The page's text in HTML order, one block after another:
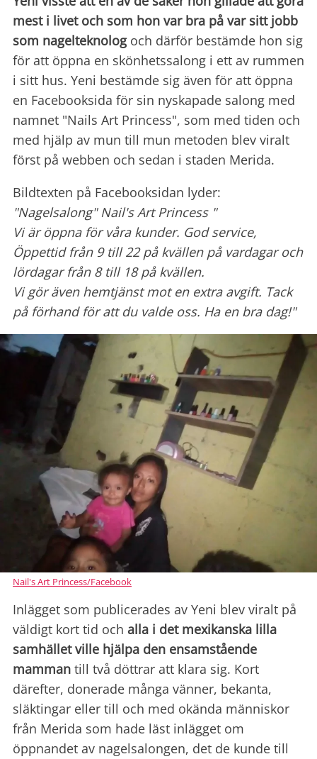
mest i livet och som hon var bra på var sitt jobb
som nagelteknologoch därför bestämde hon sig
för att öppna en skönhetssalong i ett av rummen
i sitt hus. Yeni bestämde sig även för att öppna
en Facebooksida för sin nyskapade salong med
namnet "Nails Art Princess", som med tiden och
med hjälp av mun till mun metoden blev viralt
först på webben och sedan i staden Merida.
Bildtexten på Facebooksidan lyder:
"Nagelsalong" Nail's Art Princess "
Vi är öppna för våra kunder. God service,
Öppettid från 9 till 22 på kvällen på vardagar och
lördagar från 8 till 18 på kvällen.
Vi gör även hemtjänst mot en extra avgift. Tack
på förhand för att du valde oss. Ha en bra dag!"
Nail's Art Princess/Facebook
Inlägget som publicerades av Yeni blev viralt på
väldigt kort tid och alla i det mexikanska lilla
samhället ville hjälpa den ensamstående
mamman till två döttrar att klara sig. Kort
därefter, donerade många vänner, bekanta,
släktingar eller till och med okända människor
från Merida som hade läst inlägget om
öppnandet av nagelsalongen, det de kunde till